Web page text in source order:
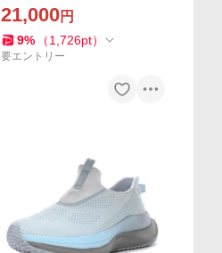
ァのビジネスシューズ madr
as walk
21,000円
9% （1,726pt）
要エントリー